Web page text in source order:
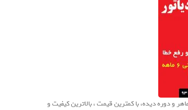
دوره دیده، با کمترین قیمت ، بالاترین کیفیت و